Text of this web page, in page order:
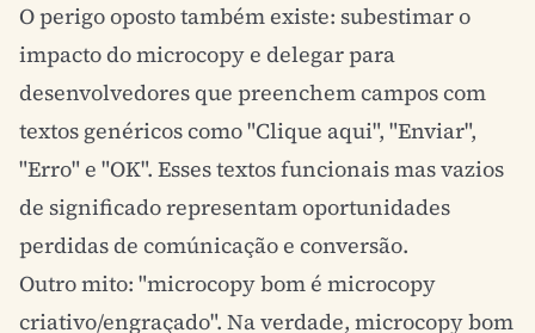
O perigo oposto também existe: subestimar o
impacto do microcopy e delegar para
desenvolvedores que preenchem campos com
textos genéricos como "Clique aqui", "Enviar",
"Erro" e "OK". Esses textos funcionais mas vazios
de significado representam oportunidades
perdidas de comúnicação e conversão.
Outro mito: "microcopy bom é microcopy
criativo/engraçado". Na verdade, microcopy bom